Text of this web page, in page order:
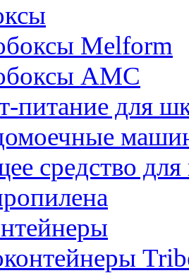
Melform
AMC
питание для
средство для